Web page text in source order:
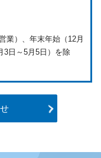
業）、年末年始（12月
3日～5月5日）を除